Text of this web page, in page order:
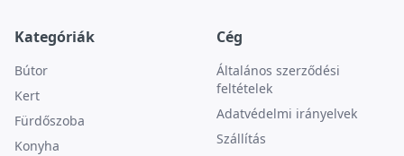
Kategóriák
Bútor
Kert
Fürdőszoba
Konyha
Cég
Általános szerződési
feltételek
Adatvédelmi irányelvek
Szállítás